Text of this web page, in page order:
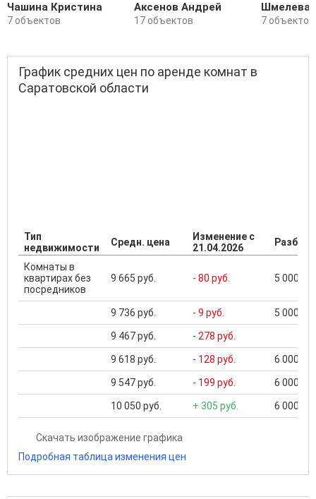
Чашина Кристина
7 объектов
Аксенов Андрей
17 объектов
Шмелева
7 объектов
График средних цен по аренде комнат в
Саратовской области
Тип
недвижимости
Средн. цена
Изменение с
21.04.2026
Комнаты в
квартирах без
посредников
9 665 руб. - 80 руб. 5 000 ...
9 736 руб. - 9 руб. 5 000 ...
9 467 руб. - 278 руб.
9 618 руб. - 128 руб. 6 000 ...
9 547 руб. - 199 руб. 6 000 ...
10 050 руб. + 305 руб. 6 000 ...
Скачать изображение графика
Подробная таблица изменения цен